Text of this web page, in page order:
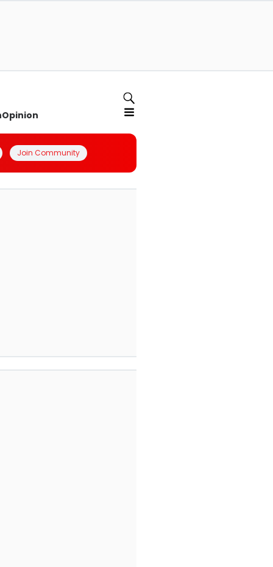
Opinion
Join Community